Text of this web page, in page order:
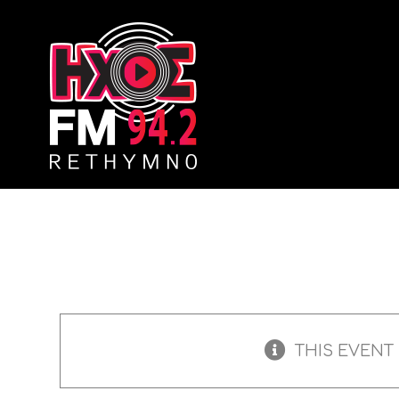
THIS EVENT